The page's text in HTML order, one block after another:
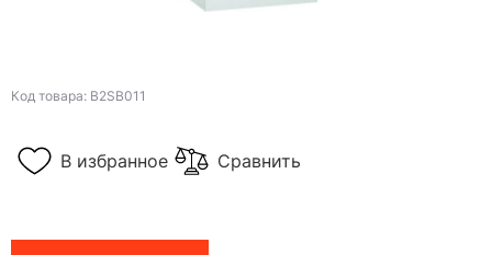
Код товара: B2SB011
В избранное Сравнить